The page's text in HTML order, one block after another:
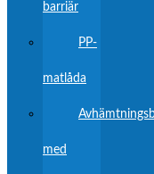
barriär
PP-
matlåda
med